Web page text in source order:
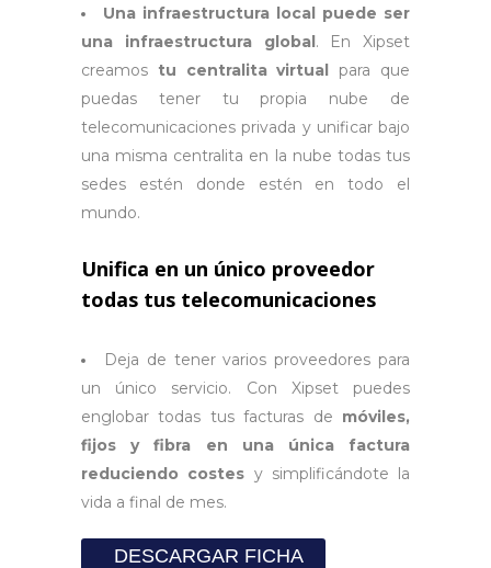
Una infraestructura local puede ser
una infraestructura global. En Xipset
creamos tu centralita virtual para que
puedas tener tu propia nube de
telecomunicaciones privada y unificar bajo
una misma centralita en la nube todas tus
sedes estén donde estén en todo el
mundo.
Unifica en un único proveedor
todas tus telecomunicaciones
Deja de tener varios proveedores para
un único servicio. Con Xipset puedes
englobar todas tus facturas de móviles,
fijos y fibra en una única factura
reduciendo costes y simplificándote la
vida a final de mes.
DESCARGAR FICHA